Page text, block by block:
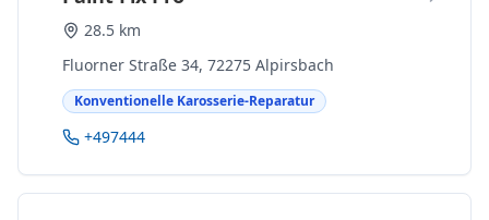
28.5 km
Fluorner Straße 34, 72275 Alpirsbach
Konventionelle Karosserie-Reparatur
+497444